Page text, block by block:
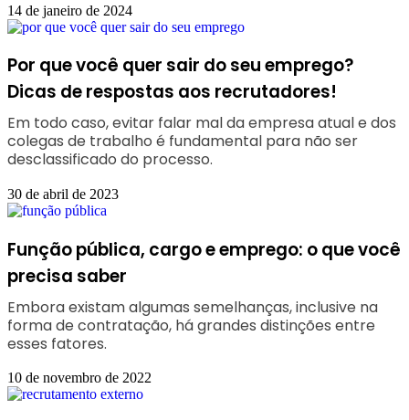
14 de janeiro de 2024
Por que você quer sair do seu emprego?
Dicas de respostas aos recrutadores!
Em todo caso, evitar falar mal da empresa atual e dos
colegas de trabalho é fundamental para não ser
desclassificado do processo.
30 de abril de 2023
Função pública, cargo e emprego: o que você
precisa saber
Embora existam algumas semelhanças, inclusive na
forma de contratação, há grandes distinções entre
esses fatores.
10 de novembro de 2022